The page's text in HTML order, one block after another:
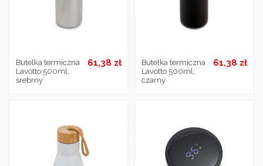
Butelka termiczna
Lavotto 500ml,
srebrny
61,38 zł
Butelka termiczna
Lavotto 500ml,
czarny
61,38 zł